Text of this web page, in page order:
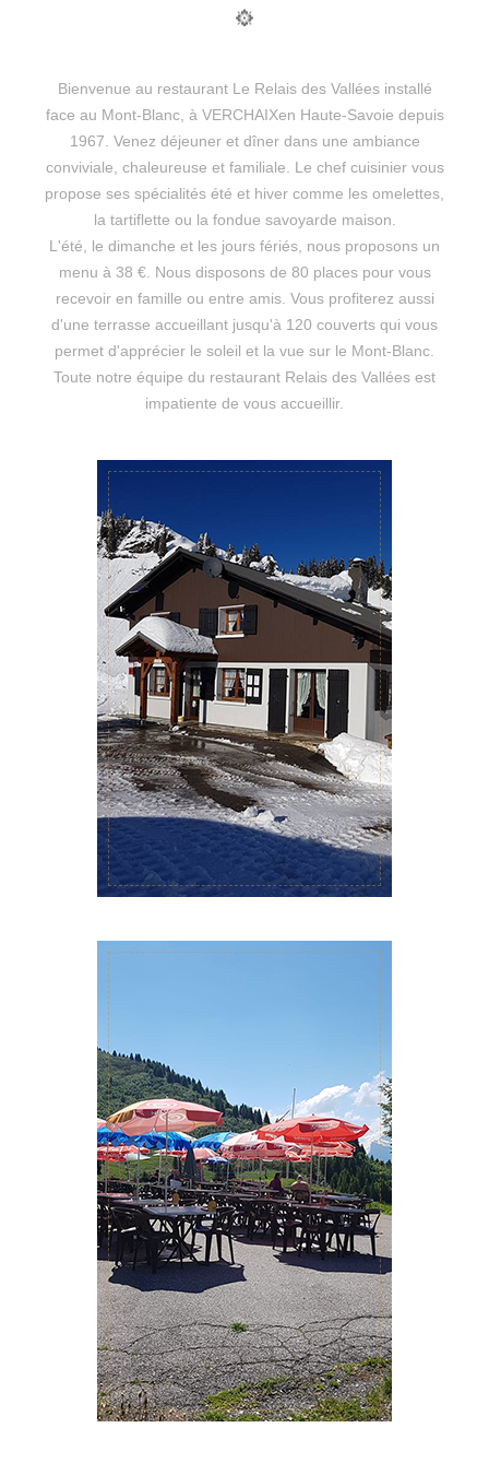
Bienvenue au restaurant Le Relais des Vallées installé
face au Mont-Blanc, à VERCHAIXen Haute-Savoie depuis
1967. Venez déjeuner et dîner dans une ambiance
conviviale, chaleureuse et familiale. Le chef cuisinier vous
propose ses spécialités été et hiver comme les omelettes,
la tartiflette ou la fondue savoyarde maison.
L'été, le dimanche et les jours fériés, nous proposons un
menu à 38 €. Nous disposons de 80 places pour vous
recevoir en famille ou entre amis. Vous profiterez aussi
d'une terrasse accueillant jusqu'à 120 couverts qui vous
permet d'apprécier le soleil et la vue sur le Mont-Blanc.
Toute notre équipe du restaurant Relais des Vallées est
impatiente de vous accueillir.